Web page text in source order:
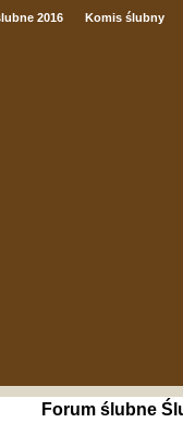
2016 Komis ślubny
Forum ślubne